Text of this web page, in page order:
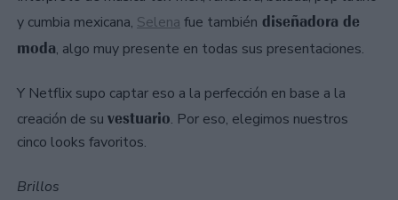
y cumbia mexicana, Selena fue también diseñadora de
moda, algo muy presente en todas sus presentaciones.
Y Netflix supo captar eso a la perfección en base a la
creación de su vestuario. Por eso, elegimos nuestros
cinco looks favoritos.
Brillos